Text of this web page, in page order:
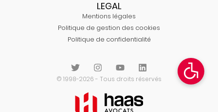
LEGAL
Mentions légales
Politique de gestion des cookies
Politique de confidentialité
© 1998-2026 - Tous droits réservés